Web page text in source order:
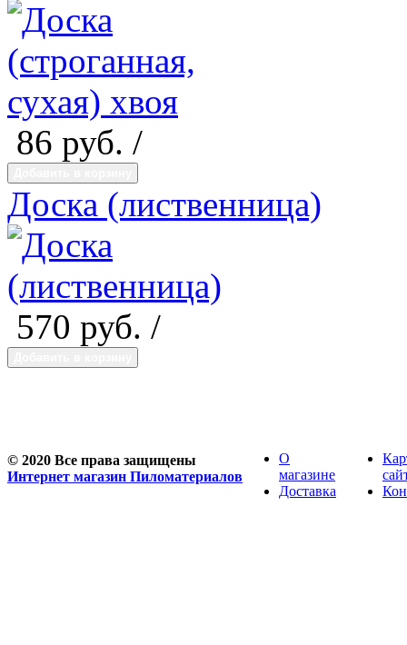
86 руб. /
Доска (лиственница)
570 руб. /
© 2020 Все права защищены
Интернет магазин Пиломатериалов
О
магазине
Доставка